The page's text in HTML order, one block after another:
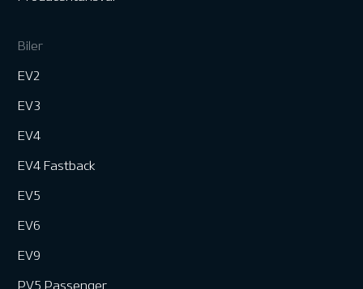
Biler
EV2
EV3
EV4
EV4 Fastback
EV5
EV6
EV9
PV5 Passenger